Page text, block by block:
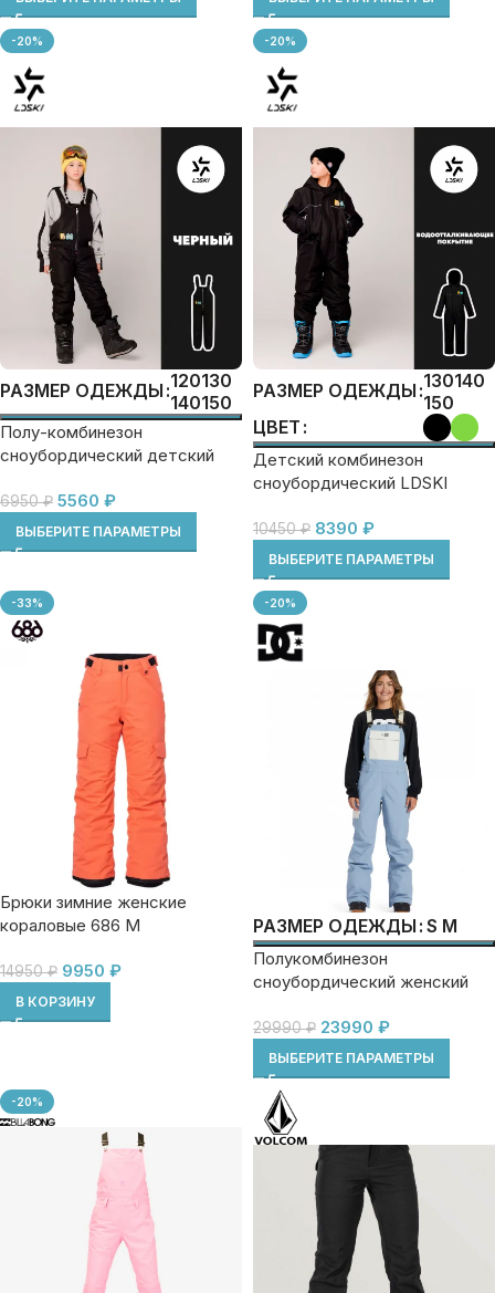
-20%
РАЗМЕР ОДЕЖДЫ 120130
140150
Полу-комбинезон
сноубордический детский
6950₽ 5560 ₽
ВЫБЕРИТЕ ПАРАМЕТРЫ
-20%
РАЗМЕР ОДЕЖДЫ 130140
150
ЦВЕТ
Детский комбинезон
сноубордический LDSKI
10450₽ 8390 ₽
ВЫБЕРИТЕ ПАРАМЕТРЫ
-33%
Брюки зимние женские
кораловые 686 М
14950₽ 9950 ₽
В КОРЗИНУ
-20%
РАЗМЕР ОДЕЖДЫ S M
Полукомбинезон
сноубордический женский
29990₽ 23990 ₽
ВЫБЕРИТЕ ПАРАМЕТРЫ
-20%